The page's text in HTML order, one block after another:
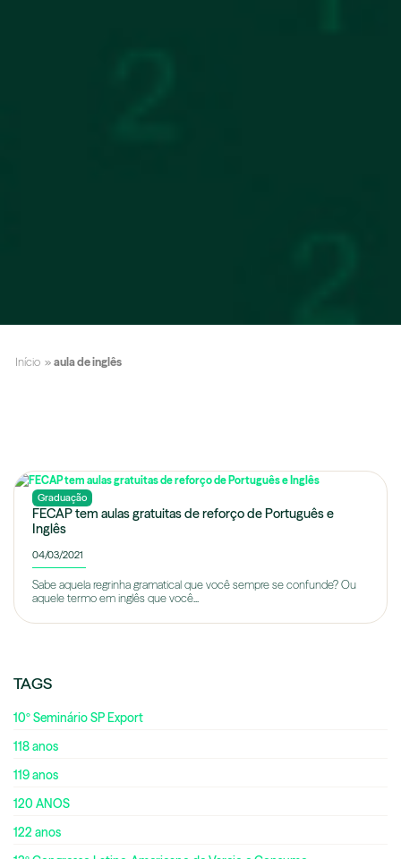
Início » aula de inglês
Graduação
FECAP tem aulas gratuitas de reforço de Português e
Inglês
04/03/2021
Sabe aquela regrinha gramatical que você sempre se confunde? Ou
aquele termo em inglês que você...
TAGS
10º Seminário SP Export
118 anos
119 anos
120 ANOS
122 anos